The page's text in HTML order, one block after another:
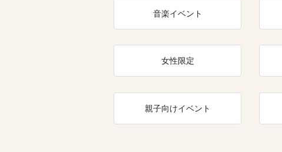
音楽イベント
女性限定
親子向けイベント